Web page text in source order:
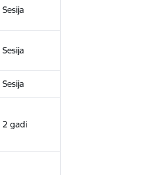
Sesija
Sesija
Sesija
2 gadi